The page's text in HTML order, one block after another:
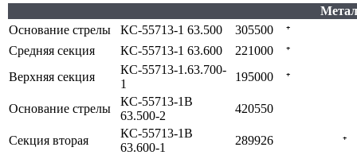
Основание стрелы
КС-55713-1 63.500 305500
⁺
Средняя секция
КС-55713-1 63.600 221000
⁺
Верхняя секция
КС-55713-1.63.700-
1
195000 ⁺
Основание стрелы
КС-55713-1В
63.500-2
420550
Секция вторая
КС-55713-1В
63.600-1
289926 ⁺